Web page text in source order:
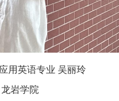
用英语专业 吴丽玲
岩学院